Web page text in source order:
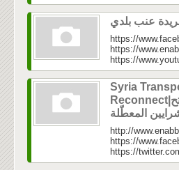
https://
https://
https://
Syria
Reconnect|قطاع النقل في سوريا.. فتح
http://
https://
https://